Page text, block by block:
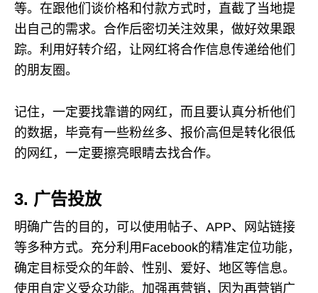
等。在跟他们谈价格和付款方式时，直截了当地提
出自己的需求。合作后密切关注效果，做好效果跟
踪。利用好转介绍，让网红将合作信息传递给他们
的朋友圈。
记住，一定要找靠谱的网红，而且要认真分析他们
的数据，毕竟有一些粉丝多、报价高但是转化很低
的网红，一定要擦亮眼睛去找合作。
3. 广告投放
明确广告的目的，可以使用帖子、APP、网站链接
等多种方式。充分利用Facebook的精准定位功能，
确定目标受众的年龄、性别、爱好、地区等信息。
使用自定义受众功能。加强再营销，因为再营销广